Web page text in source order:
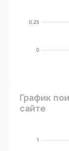
0
0.25
График
сайте
1